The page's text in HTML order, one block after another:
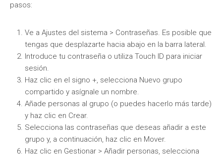
pasos:
Ve a Ajustes del sistema > Contraseñas. Es posible que
tengas que desplazarte hacia abajo en la barra lateral.
Introduce tu contraseña o utiliza Touch ID para iniciar
sesión.
Haz clic en el signo +, selecciona Nuevo grupo
compartido y asígnale un nombre.
Añade personas al grupo (o puedes hacerlo más tarde)
y haz clic en Crear.
Selecciona las contraseñas que deseas añadir a este
grupo y, a continuación, haz clic en Mover.
Haz clic en Gestionar > Añadir personas, selecciona